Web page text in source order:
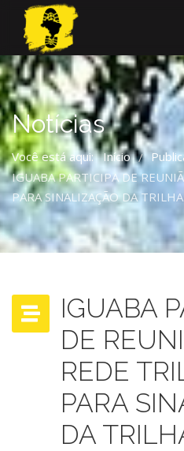
Notícias
Você está aqui: Início /
IGUABA PARTICIPA DE
PARA SINALIZAÇÃO DA TRILHA
IGUABA
DE
REDE
PARA
DA